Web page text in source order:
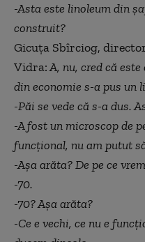
-Asta este linoleum din
construit?
Gicuța Sbîrciog,
Vidra:A, nu, cred că
din economie s-a pus un
-Păi se vede că s-a dus.
-A fost un microscop de
funcțional, nu am putut
-Așa arăta? De pe ce
-70.
-70? Așa arăta?
-Ce e vechi, ce nu e